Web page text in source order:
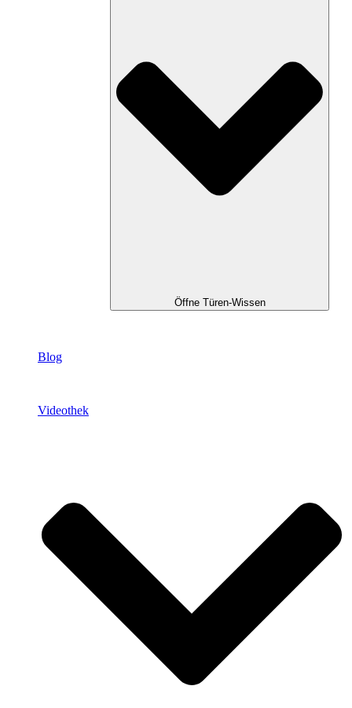
Öffne Türen-Wissen
Blog
Videothek